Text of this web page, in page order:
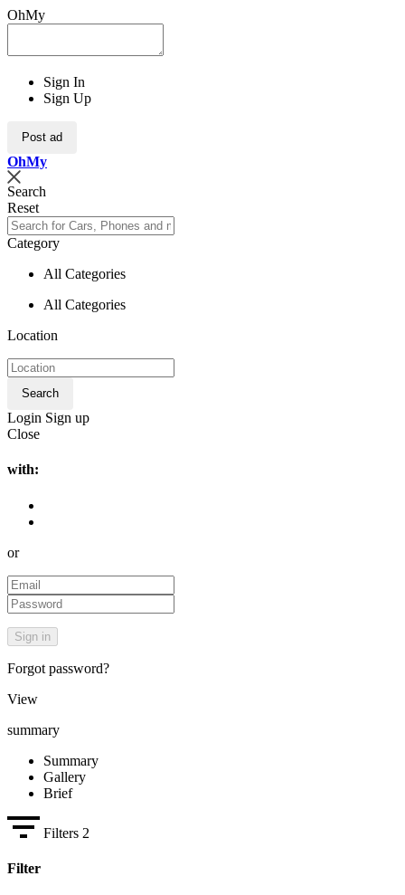
OhMy
Sign In
Sign Up
Post ad
OhMy
Search
Reset
Category
All Categories
All Categories
Location
Search
Login Sign up
Close
with:
or
Forgot password?
View
summary
Summary
Gallery
Brief
Filters 2
Filter